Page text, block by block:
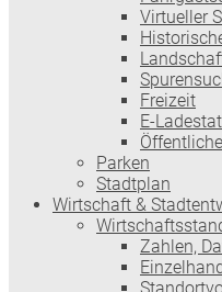
Virtueller
Freizeit
E-
Parken
Stadtplan
Wirtschaft &
Zahlen,